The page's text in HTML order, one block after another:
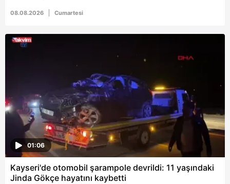
08.08.2026 Cumartesi
01:06
Kayseri'de otomobil şarampole devrildi: 11 yaşındaki
Jinda Gökçe hayatını kaybetti